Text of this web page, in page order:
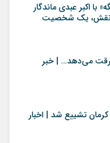
اکبر عبدی ماندگار
نقش، یک شخصیت
می‌دهد… | خبر
کرمان تشییع شد | اخبار